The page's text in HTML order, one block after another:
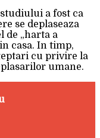
a fost ca
se deplaseaza
de „harta a
casa. In timp,
cu privire la
umane.